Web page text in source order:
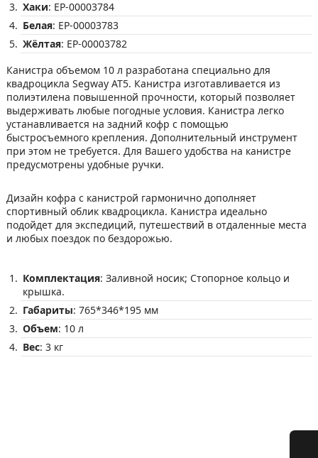
Хаки: EP-00003784
Белая: EP-00003783
Жёлтая: EP-00003782
Канистра объемом 10 л разработана специально для
квадроцикла Segway AT5. Канистра изготавливается из
полиэтилена повышенной прочности, который позволяет
выдерживать любые погодные условия. Канистра легко
устанавливается на задний кофр с помощью
быстросъемного крепления. Дополнительный инструмент
при этом не требуется. Для Вашего удобства на канистре
предусмотрены удобные ручки.
Дизайн кофра с канистрой гармонично дополняет
спортивный облик квадроцикла. Канистра идеально
подойдет для экспедиций, путешествий в отдаленные места
и любых поездок по бездорожью.
Комплектация: Заливной носик; Стопорное кольцо и
крышка.
Габариты: 765*346*195 мм
Объем: 10 л
Вес: 3 кг